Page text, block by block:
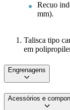
Recuo
mm).
Talisca tipo
em
Engrenagens
Acessórios e